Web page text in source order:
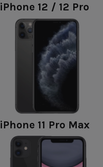
iPhone 12 / 12 Pro
iPhone 11 Pro Max